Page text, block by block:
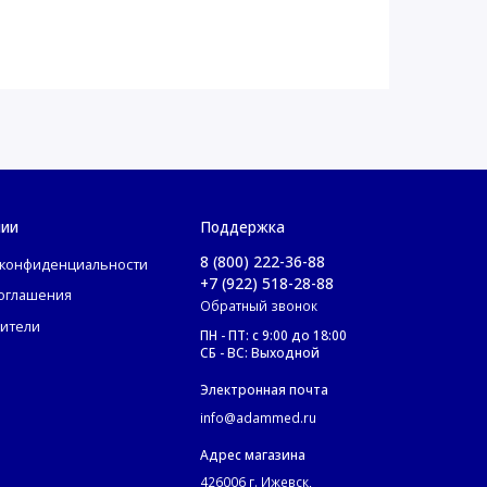
Поддержка
8 (800) 222-36-88
+7 (922) 518-28-88
Обратный звонок
ПН - ПТ: с 9:00 до 18:00
СБ - ВС: Выходной
Электронная почта
info@adammed.ru
Адрес магазина
426006 г. Ижевск,